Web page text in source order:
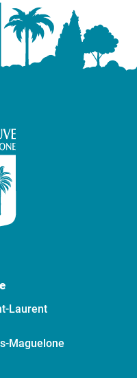
Laurent
Maguelone